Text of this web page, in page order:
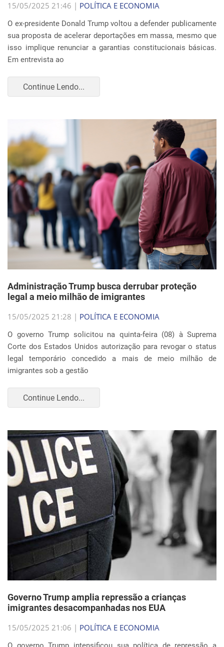
15/05/2025 21:46 | POLÍTICA E ECONOMIA
O ex-presidente Donald Trump voltou a defender publicamente
sua proposta de acelerar deportações em massa, mesmo que
isso implique renunciar a garantias constitucionais básicas.
Em entrevista ao
Continue Lendo...
Administração Trump busca derrubar proteção
legal a meio milhão de imigrantes
15/05/2025 21:28 | POLÍTICA E ECONOMIA
O governo Trump solicitou na quinta-feira (08) à Suprema
Corte dos Estados Unidos autorização para revogar o status
legal temporário concedido a mais de meio milhão de
imigrantes sob a gestão
Continue Lendo...
Governo Trump amplia repressão a crianças
imigrantes desacompanhadas nos EUA
15/05/2025 21:06 | POLÍTICA E ECONOMIA